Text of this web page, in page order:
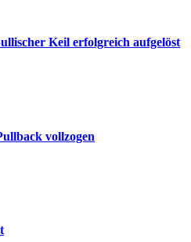
Keil erfolgreich aufgelöst
vollzogen